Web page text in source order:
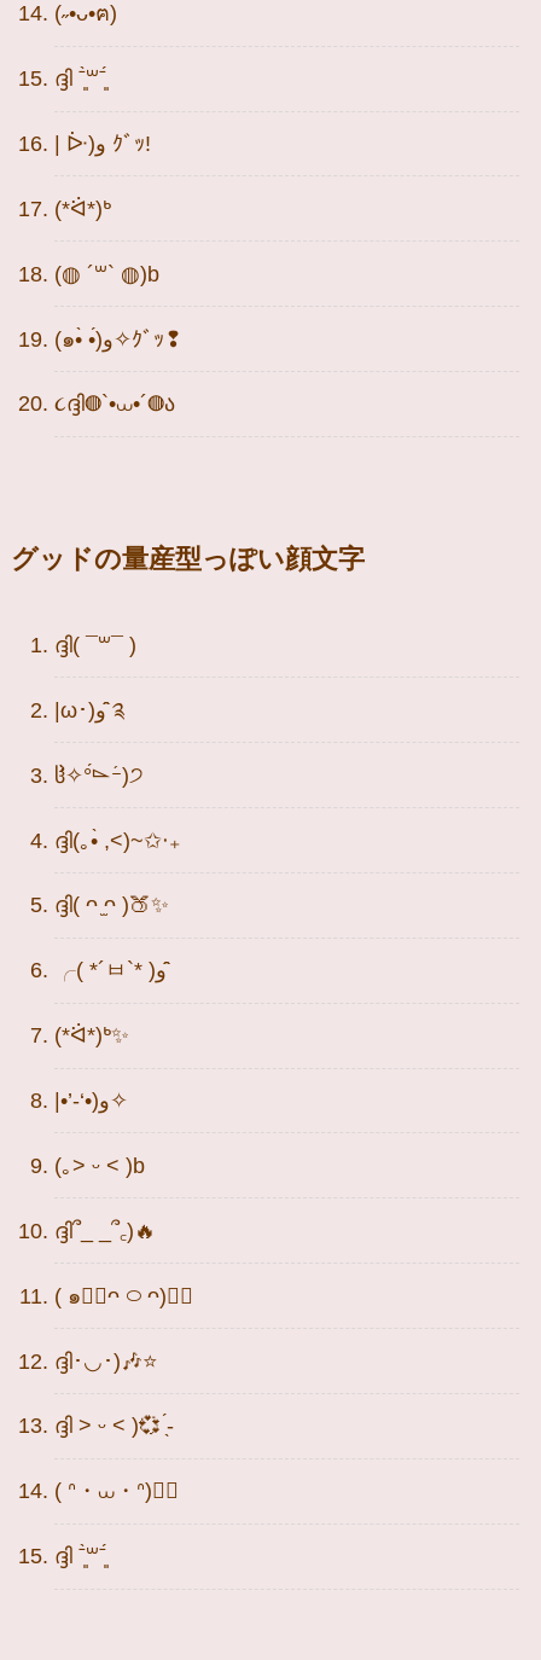
(˶•ᴗ•ฅ)
ദ്ദി ˉ͈̀꒳ˉ͈́
| ᐕ)و ｸﾞｯ!
(*ᐛ*)ᒃ
(◍ ´꒳` ◍)b
(๑•̀ •́)و✧ｸﾞｯ❢
૮ദ്ദി◍`•⩊•´◍ა
グッドの量産型っぽい顔文字
ദ്ദി( ¯꒳¯ )
|ω･)و ̑̑༉
ჱ̒✧°́⌳ｰ́)੭
ദ്ദി(｡•̀ ,<)~✩‧₊
ദ്ദി( ᴖ ̫ᴖ )🍑✨
╭( *´ㅂ`* )و ̑̑
(*ᐛ*)ᒃ✨
‎|•’-‘•)و✧
(｡˃ ᵕ ˂ )b
ദ്ദി՞_ _՞꜀)🔥
( ๑👍🏻ᴖ ࿀ ᴖ)👍🏻
ദ്ദി･◡･)🎶⭐
ദ്ദി ˃ ᵕ ˂ )💞 ̖́-
( ᐢ・⩊・ᐢ)👍🏻
ദ്ദി ˉ͈̀꒳ˉ͈́